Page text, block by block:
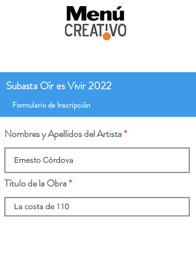
Subasta Oír es Vivir 2022
Formulario de Inscripción
Nombres y Apellidos del Artista
Título de la Obra